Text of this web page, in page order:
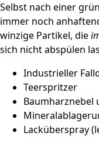
Selbst nach einer
immer noch
winzige Partikel, die
sich nicht abspülen
Industrieller
Teerspritzer
Baumharznebel
Lacküberspray